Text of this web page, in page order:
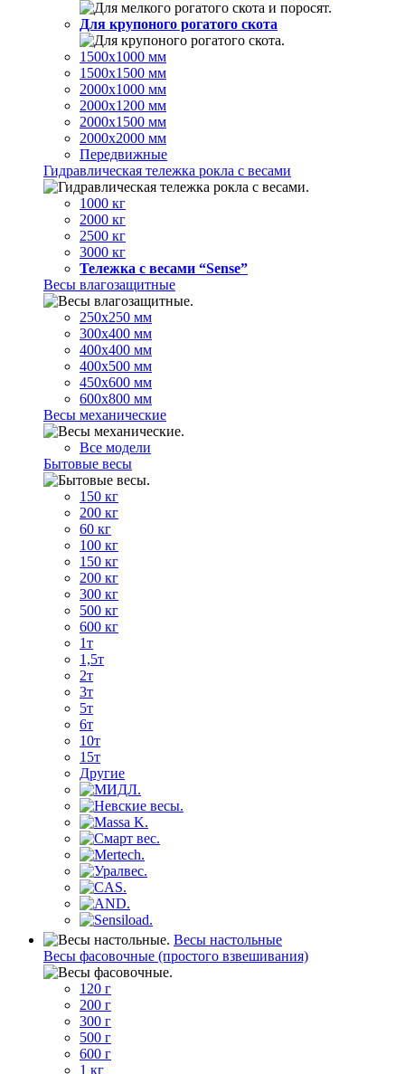
Для крупоного рогатого скота
1500х1000 мм
1500х1500 мм
2000х1000 мм
2000х1200 мм
2000х1500 мм
2000х2000 мм
Передвижные
Гидравлическая тележка рокла с весами
1000 кг
2000 кг
2500 кг
3000 кг
Тележка с весами “Sense”
Весы влагозащитные
250х250 мм
300х400 мм
400х400 мм
400х500 мм
450х600 мм
600х800 мм
Весы механические
Все модели
Бытовые весы
150 кг
200 кг
60 кг
100 кг
150 кг
200 кг
300 кг
500 кг
600 кг
1т
1,5т
2т
3т
5т
6т
10т
15т
Другие
Весы настольные
Весы фасовочные (простого взвешивания)
120 г
200 г
300 г
500 г
600 г
1 кг